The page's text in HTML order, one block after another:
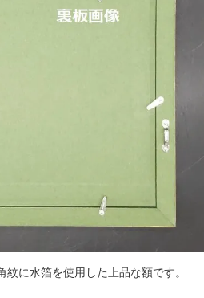
に水箔を使用した上品な額です。